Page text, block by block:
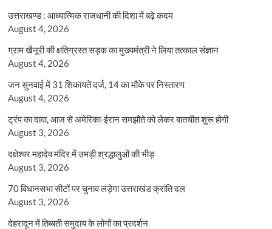
उत्तराखण्ड : आध्यात्मिक राजधानी की दिशा में बढ़े कदम
August 4, 2026
ग्राम खैनूरी की क्षतिग्रस्त सड़क का मुख्यमंत्री ने लिया तत्काल संज्ञान
August 4, 2026
जन सुनवाई में 31 शिकायतें दर्ज, 14 का मौके पर निस्तारण
August 4, 2026
ट्रंप का दावा, आज से अमेरिका-ईरान समझौते को लेकर बातचीत शुरू होगी
August 3, 2026
दक्षेश्वर महादेव मंदिर में उमड़ी श्रद्धालुओं की भीड़
August 3, 2026
70 विधानसभा सीटों पर चुनाव लड़ेगा उत्तराखंड क्रांति दल
August 3, 2026
देहरादून में तिब्बती समुदाय के लोगों का प्रदर्शन